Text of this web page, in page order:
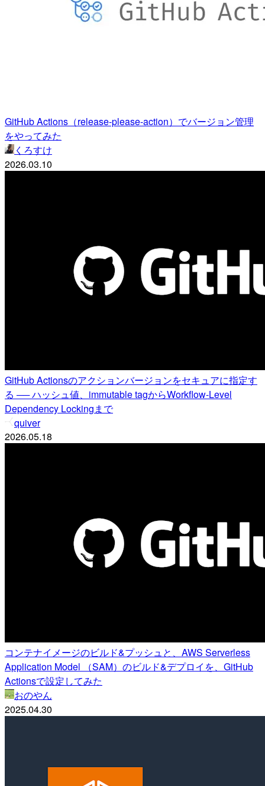
GitHub Actions（release-please-action）でバージョン管理
をやってみた
くろすけ
2026.03.10
GitHub Actionsのアクションバージョンをセキュアに指定す
る ── ハッシュ値、immutable tagからWorkflow-Level
Dependency Lockingまで
quiver
2026.05.18
コンテナイメージのビルド&プッシュと、AWS Serverless
Application Model （SAM）のビルド&デプロイを、GitHub
Actionsで設定してみた
おのやん
2025.04.30